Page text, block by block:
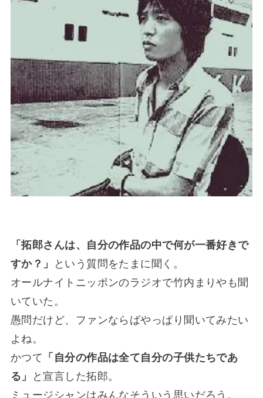
「拓郎さんは、自分の作品の中で何が一番好きで
すか？」
という質問をたまに聞く。
オールナイトニッポンのラジオで竹内まりやも聞
いていた。
愚問だけど、ファンならばやっぱり聞いてみたい
よね。
かつて 「自分の作品は全て自分の子供たちであ
る」
と宣言した拓郎。
ミュージシャンはみんなそういう思いだろう。